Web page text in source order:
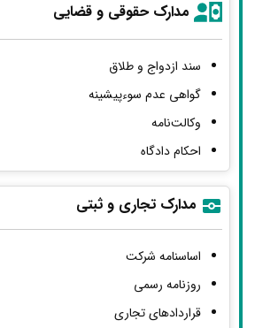
مدارک حقوقی و قضایی
سند ازدواج و طلاق
گواهی عدم سوءپیشینه
وکالت‌نامه
احکام دادگاه
مدارک تجاری و ثبتی
اساسنامه شرکت
روزنامه رسمی
قراردادهای تجاری